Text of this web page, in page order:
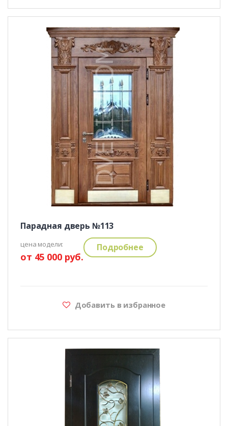
Парадная дверь №113
цена модели:
от 45 000 руб.
Подробнее
Добавить в избранное